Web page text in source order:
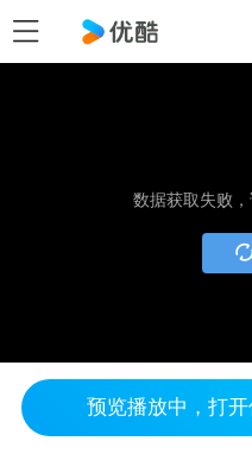
数据获取失败
预览播放中，打